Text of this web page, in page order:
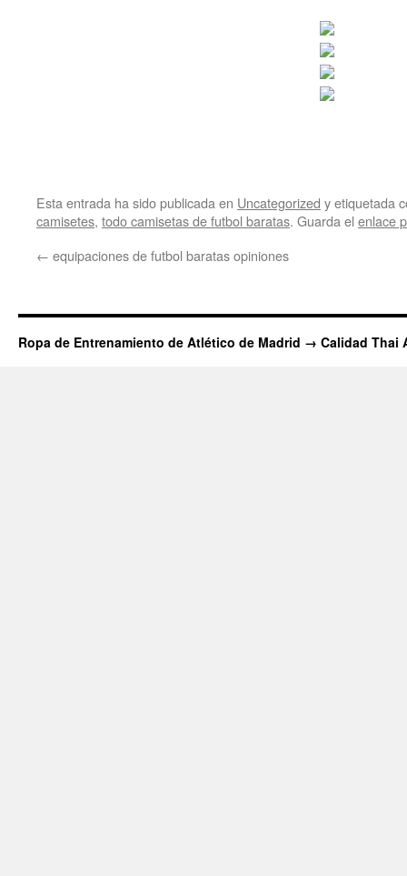
Esta entrada ha sido publicada en Uncategorized y etiquetada
camisetes, todo camisetas de futbol baratas. Guarda el enlace
← equipaciones de futbol baratas opiniones
Ropa de Entrenamiento de Atlético de Madrid → Calidad Thai